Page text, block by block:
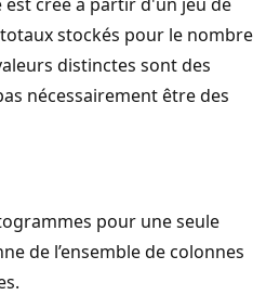
stockés pour le nombre
distinctes sont des
nécessairement être des
pour une seule
de l’ensemble de colonnes